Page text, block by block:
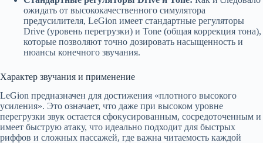
ожидать от высококачественного симулятора
предусилителя, LeGion имеет стандартные регуляторы
Drive (уровень перегрузки) и Tone (общая коррекция тона),
которые позволяют точно дозировать насыщенность и
нюансы конечного звучания.
Характер звучания и применение
LeGion предназначен для достижения «плотного высокого
усиления». Это означает, что даже при высоком уровне
перегрузки звук остается сфокусированным, сосредоточенным и
имеет быструю атаку, что идеально подходит для быстрых
риффов и сложных пассажей, где важна читаемость каждой